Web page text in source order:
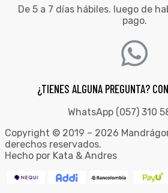
De 5 a 7 días hábiles. luego de
pago.
¿TIENES ALGUNA PREGUNTA?
WhatsApp (057) 310
Copyright © 2019 – 2026
derechos reservados.
Hecho por Kata & Andres